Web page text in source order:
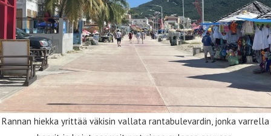
Rannan hiekka yrittää väkisin vallata rantabulevardin, jonka varrella